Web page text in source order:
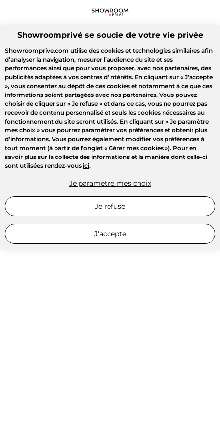
Showroomprivé se soucie de votre vie privée
Showroomprive.com utilise des cookies et technologies similaires afin
d’analyser la navigation, mesurer l’audience du site et ses
performances ainsi que pour vous proposer, avec nos partenaires, des
publicités adaptées à vos centres d’intérêts. En cliquant sur « J’accepte
», vous consentez au dépôt de ces cookies et notamment à ce que ces
informations soient partagées avec nos partenaires. Vous pouvez
choisir de cliquer sur « Je refuse » et dans ce cas, vous ne pourrez pas
recevoir de contenu personnalisé et seuls les cookies nécessaires au
fonctionnement du site seront utilisés. En cliquant sur « Je paramètre
mes choix » vous pourrez paramétrer vos préférences et obtenir plus
d’informations. Vous pourrez également modifier vos préférences à
tout moment (à partir de l’onglet « Gérer mes cookies »). Pour en
savoir plus sur la collecte des informations et la manière dont celle-ci
sont utilisées rendez-vous ici.
Je paramètre mes choix
Je refuse
J'accepte